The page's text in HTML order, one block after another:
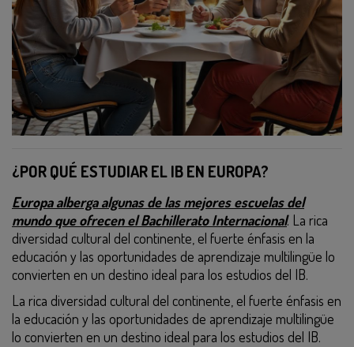
¿POR QUÉ ESTUDIAR EL IB EN EUROPA?
Europa alberga algunas de las mejores escuelas del
mundo que ofrecen el Bachillerato Internacional. La rica
diversidad cultural del continente, el fuerte énfasis en la
educación y las oportunidades de aprendizaje multilingüe lo
convierten en un destino ideal para los estudios del IB.
La rica diversidad cultural del continente, el fuerte énfasis en
la educación y las oportunidades de aprendizaje multilingüe
lo convierten en un destino ideal para los estudios del IB.